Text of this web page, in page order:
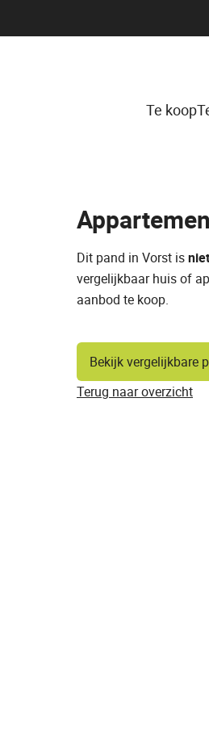
Te koop
Dit pand in Vorst is
vergelijkbaar huis of
aanbod te koop.
Bekijk vergelijkbare
Terug naar overzicht